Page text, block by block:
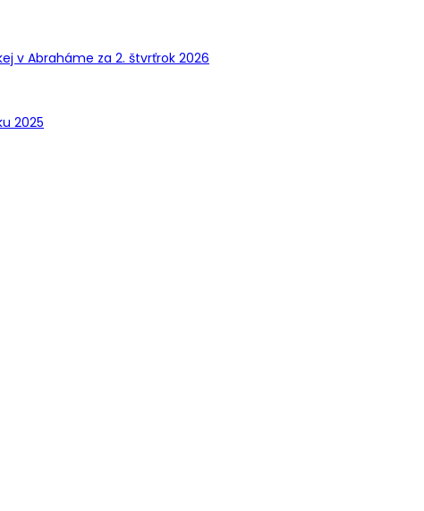
v Abraháme za 2. štvrťrok 2026
2025